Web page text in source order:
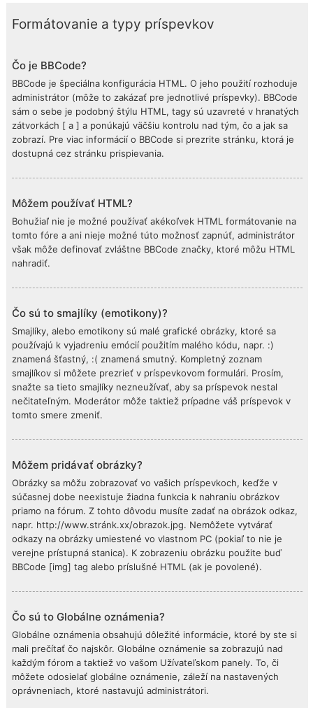
Formátovanie a typy príspevkov
Čo je BBCode?
BBCode je špeciálna konfigurácia HTML. O jeho použití rozhoduje
administrátor (môže to zakázať pre jednotlivé príspevky). BBCode
sám o sebe je podobný štýlu HTML, tagy sú uzavreté v hranatých
zátvorkách [ a ] a ponúkajú väčšiu kontrolu nad tým, čo a jak sa
zobrazí. Pre viac informácií o BBCode si prezrite stránku, ktorá je
dostupná cez stránku prispievania.
Môžem používať HTML?
Bohužiaľ nie je možné používať akékoľvek HTML formátovanie na
tomto fóre a ani nieje možné túto možnosť zapnúť, administrátor
však môže definovať zvláštne BBCode značky, ktoré môžu HTML
nahradiť.
Čo sú to smajlíky (emotikony)?
Smajlíky, alebo emotikony sú malé grafické obrázky, ktoré sa
používajú k vyjadreniu emócií použitím malého kódu, napr. :)
znamená šťastný, :( znamená smutný. Kompletný zoznam
smajlíkov si môžete prezrieť v príspevkovom formulári. Prosím,
snažte sa tieto smajlíky nezneužívať, aby sa príspevok nestal
nečitateľným. Moderátor môže taktiež prípadne váš príspevok v
tomto smere zmeniť.
Môžem pridávať obrázky?
Obrázky sa môžu zobrazovať vo vašich príspevkoch, keďže v
súčasnej dobe neexistuje žiadna funkcia k nahraniu obrázkov
priamo na fórum. Z tohto dôvodu musíte zadať na obrázok odkaz,
napr. http://www.stránk.xx/obrazok.jpg. Nemôžete vytvárať
odkazy na obrázky umiestené vo vlastnom PC (pokiaľ to nie je
verejne prístupná stanica). K zobrazeniu obrázku použite buď
BBCode [img] tag alebo príslušné HTML (ak je povolené).
Čo sú to Globálne oznámenia?
Globálne oznámenia obsahujú dôležité informácie, ktoré by ste si
mali prečítať čo najskôr. Globálne oznámenie sa zobrazujú nad
každým fórom a taktiež vo vašom Užívateľskom panely. To, či
môžete odosielať globálne oznámenie, záleží na nastavených
oprávneniach, ktoré nastavujú administrátori.